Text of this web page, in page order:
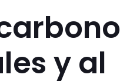
y al